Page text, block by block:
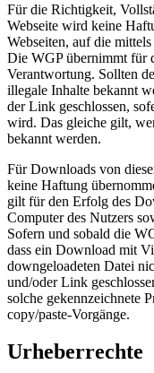
Für die Richtigkeit,
Webseite wird keine
Webseiten, auf die
Die WGP übernimmt für
Verantwortung. Sollten
illegale Inhalte bekannt
der Link geschlossen,
wird. Das gleiche gilt,
bekannt werden.
Für Downloads von
keine Haftung
gilt für den Erfolg des
Computer des Nutzers
Sofern und sobald die
dass ein Download mit
downgeloadeten Datei
und/oder Link
solche gekennzeichnete
copy/paste-Vorgänge.
Urheberrechte